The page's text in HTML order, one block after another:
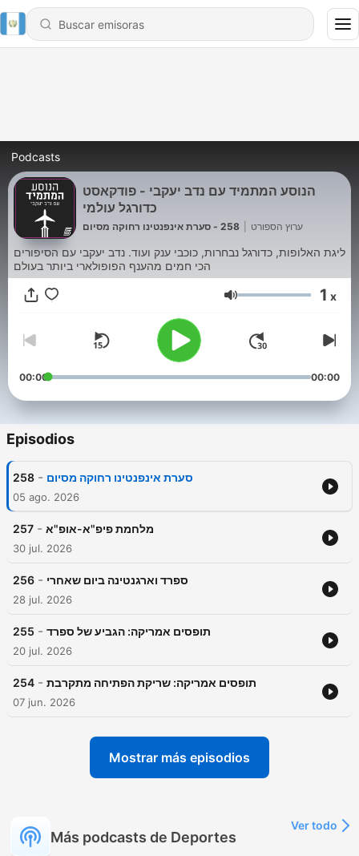
Podcasts
הנוסע המתמיד עם נדב יעקבי - פודקאסט
כדורגל עולמי
ערוץ הספורט 258 - סערת אינפנטינו רחוקה מסיום
ליגת האלופות, כדורגל נבחרות, כוכבי ענק ועוד. נדב יעקבי עם הסיפורים
הכי חמים מהענף הפופולארי ביותר בעולם
Volumen 1 x
00:00 00:00
Episodios
258 - סערת אינפנטינו רחוקה מסיום
05 ago. 2026
257 - מלחמת פיפ"א-אופ"א
30 jul. 2026
256 - ספרד וארגנטינה ביום שאחרי
28 jul. 2026
255 - תופסים אמריקה: הגביע של ספרד
20 jul. 2026
254 - תופסים אמריקה: שריקת הפתיחה מתקרבת
07 jun. 2026
Mostrar más episodios
Más podcasts de Deportes
Ver todo